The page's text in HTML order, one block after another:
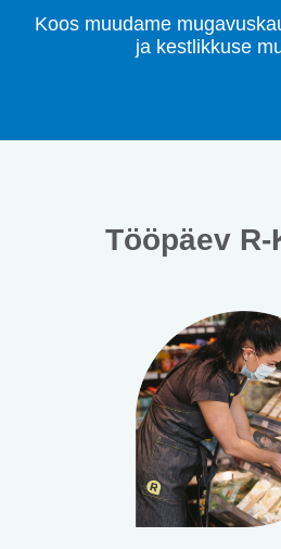
Koos muudame
ja kestlikkuse
Tööpäev